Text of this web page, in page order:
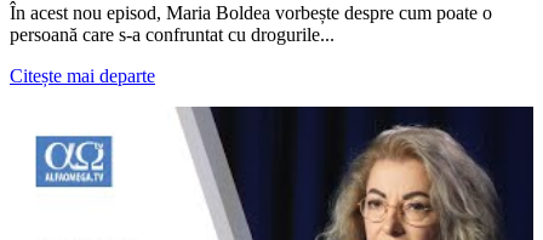
În acest nou episod, Maria Boldea vorbește despre cum poate o
persoană care s-a confruntat cu drogurile...
Citește mai departe